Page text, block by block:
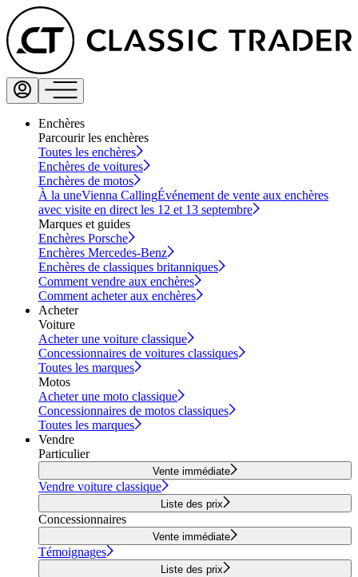
Enchères
Parcourir les enchères
Toutes les enchères
Enchères de voitures
Enchères de motos
À la uneVienna CallingÉvénement de vente aux enchères
avec visite en direct les 12 et 13 septembre
Marques et guides
Enchères Porsche
Enchères Mercedes-Benz
Enchères de classiques britanniques
Comment vendre aux enchères
Comment acheter aux enchères
Acheter
Voiture
Acheter une voiture classique
Concessionnaires de voitures classiques
Toutes les marques
Motos
Acheter une moto classique
Concessionnaires de motos classiques
Toutes les marques
Vendre
Particulier
Vente immédiate
Vendre voiture classique
Liste des prix
Concessionnaires
Vente immédiate
Témoignages
Liste des prix